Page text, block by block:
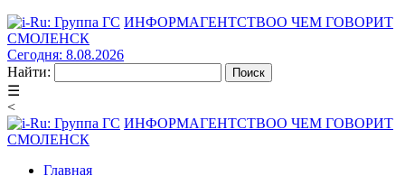
ИНФОРМАГЕНТСТВОО ЧЕМ ГОВОРИТ
СМОЛЕНСК
Сегодня: 8.08.2026
Найти:
☰
<
ИНФОРМАГЕНТСТВОО ЧЕМ ГОВОРИТ
СМОЛЕНСК
Главная